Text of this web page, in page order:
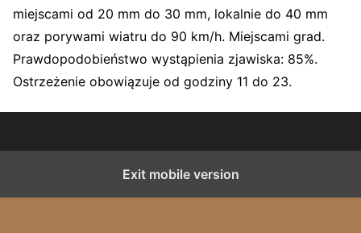
miejscami od 20 mm do 30 mm, lokalnie do 40 mm
oraz porywami wiatru do 90 km/h. Miejscami grad.
Prawdopodobieństwo wystąpienia zjawiska: 85%.
Ostrzeżenie obowiązuje od godziny 11 do 23.
Exit mobile version